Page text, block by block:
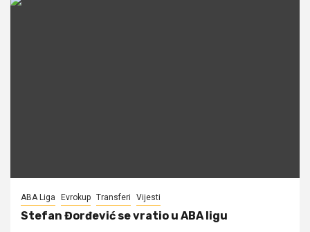
ABA Liga Evrokup Transferi Vijesti
Stefan Đorđević se vratio u ABA ligu